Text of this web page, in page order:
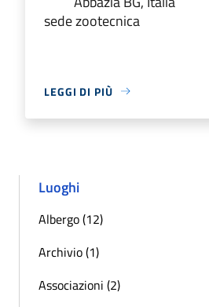
sede zootecnica
LEGGI DI PIÙ
Luoghi
Albergo (12)
Archivio (1)
Associazioni (2)